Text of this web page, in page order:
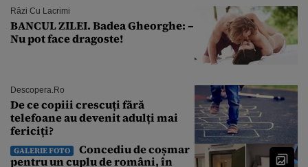
Râzi Cu Lacrimi
BANCUL ZILEI. Badea Gheorghe: –
Nu pot face dragoste!
Descopera.ro
De ce copiii crescuți fără
telefoane au devenit adulți mai
fericiți?
GALERIE FOTO
Concediu de coșmar
pentru un cuplu de români, în